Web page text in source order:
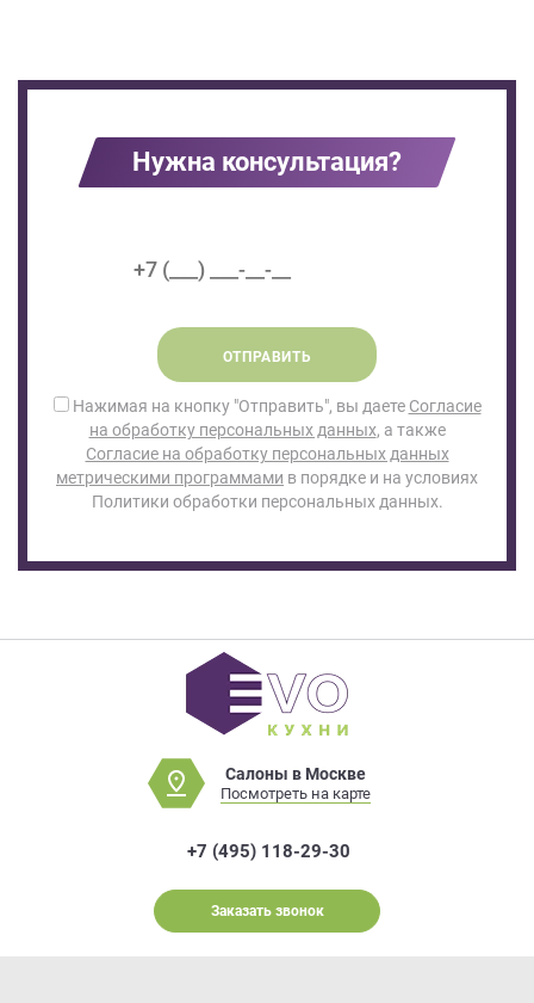
Нужна консультация?
ОТПРАВИТЬ
Нажимая на кнопку "Отправить", вы даете Согласие
на обработку персональных данных, а также
Согласие на обработку персональных данных
метрическими программами в порядке и на условиях
Политики обработки персональных данных.
Салоны в Москве
Посмотреть на карте
+7 (495) 118-29-30
Заказать звонок